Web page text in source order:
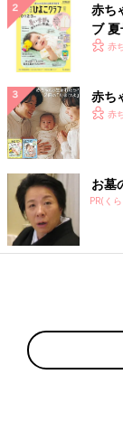
赤ち
ブ
く！
赤
赤ち
赤
お墓
PR(く